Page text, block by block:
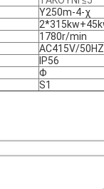
Y250m-4-χ
1780r/min
AC415V/50HZ
IP56
Φ
S1